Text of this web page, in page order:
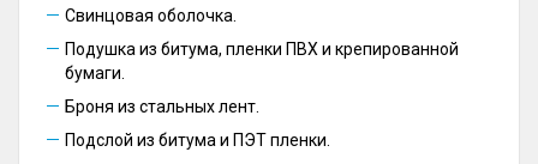
Свинцовая оболочка.
Подушка из битума, пленки ПВХ и крепированной
бумаги.
Броня из стальных лент.
Подслой из битума и ПЭТ пленки.